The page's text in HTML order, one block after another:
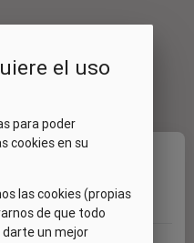
el uso
para poder
cookies en su
las cookies (propias
de que todo
un mejor
4 5